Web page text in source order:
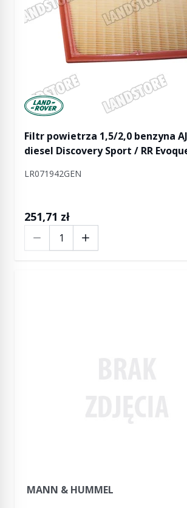
Manufactured by Land rover
Filtr powietrza 1,5/2,0 benzyna
diesel Discovery Sport / RR
LR071942GEN
251,71 zł
MANN & HUMMEL